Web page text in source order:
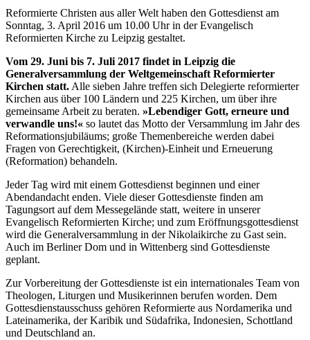
Reformierte Christen aus aller Welt haben den Gottesdienst am
Sonntag, 3. April 2016 um 10.00 Uhr in der Evangelisch
Reformierten Kirche zu Leipzig gestaltet.
Vom 29. Juni bis 7. Juli 2017 findet in Leipzig die
Generalversammlung der Weltgemeinschaft Reformierter
Kirchen statt.Alle sieben Jahre treffen sich Delegierte reformierter
Kirchen aus über 100 Ländern und 225 Kirchen, um über ihre
gemeinsame Arbeit zu beraten. »Lebendiger Gott, erneure und
verwandle uns!« so lautet das Motto der Versammlung im Jahr des
Reformationsjubiläums; große Themenbereiche werden dabei
Fragen von Gerechtigkeit, (Kirchen)-Einheit und Erneuerung
(Reformation) behandeln.
Jeder Tag wird mit einem Gottesdienst beginnen und einer
Abendandacht enden. Viele dieser Gottesdienste finden am
Tagungsort auf dem Messegelände statt, weitere in unserer
Evangelisch Reformierten Kirche; und zum Eröffnungsgottesdienst
wird die Generalversammlung in der Nikolaikirche zu Gast sein.
Auch im Berliner Dom und in Wittenberg sind Gottesdienste
geplant.
Zur Vorbereitung der Gottesdienste ist ein internationales Team von
Theologen, Liturgen und Musikerinnen berufen worden. Dem
Gottesdienstausschuss gehören Reformierte aus Nordamerika und
Lateinamerika, der Karibik und Südafrika, Indonesien, Schottland
und Deutschland an.